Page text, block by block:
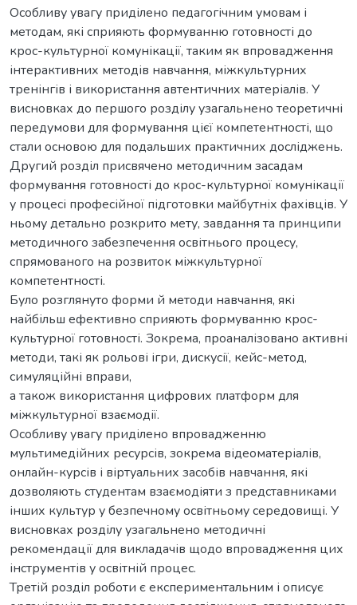
Особливу увагу приділено педагогічним умовам і
методам, які сприяють формуванню готовності до
крос-культурної комунікації, таким як впровадження
інтерактивних методів навчання, міжкультурних
тренінгів і використання автентичних матеріалів. У
висновках до першого розділу узагальнено теоретичні
передумови для формування цієї компетентності, що
стали основою для подальших практичних досліджень.
Другий розділ присвячено методичним засадам
формування готовності до крос-культурної комунікації
у процесі професійної підготовки майбутніх фахівців. У
ньому детально розкрито мету, завдання та принципи
методичного забезпечення освітнього процесу,
спрямованого на розвиток міжкультурної
компетентності.
Було розглянуто форми й методи навчання, які
найбільш ефективно сприяють формуванню крос-
культурної готовності. Зокрема, проаналізовано активні
методи, такі як рольові ігри, дискусії, кейс-метод,
симуляційні вправи,
а також використання цифрових платформ для
міжкультурної взаємодії.
Особливу увагу приділено впровадженню
мультимедійних ресурсів, зокрема відеоматеріалів,
онлайн-курсів і віртуальних засобів навчання, які
дозволяють студентам взаємодіяти з представниками
інших культур у безпечному освітньому середовищі. У
висновках розділу узагальнено методичні
рекомендації для викладачів щодо впровадження цих
інструментів у освітній процес.
Третій розділ роботи є експериментальним і описує